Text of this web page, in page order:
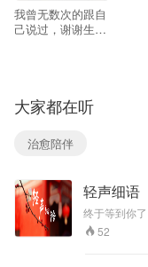
我曾无数次的跟自
己说过，谢谢生命
只有这么长，那些
路上的风景，永远
记。。。。。遇见
蜓主播直播间
100048519，叶峰
情感，不见不散）
大家都在听
治愈陪伴
轻声细语
终于等到你
力追梦的少
传递温暖。
52